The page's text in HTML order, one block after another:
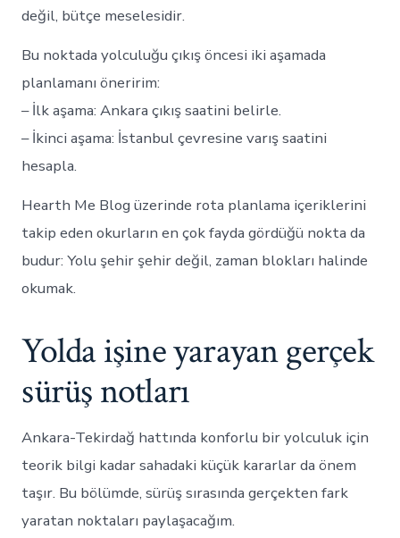
değil, bütçe meselesidir.
Bu noktada yolculuğu çıkış öncesi iki aşamada
planlamanı öneririm:
– İlk aşama: Ankara çıkış saatini belirle.
– İkinci aşama: İstanbul çevresine varış saatini
hesapla.
Hearth Me Blog üzerinde rota planlama içeriklerini
takip eden okurların en çok fayda gördüğü nokta da
budur: Yolu şehir şehir değil, zaman blokları halinde
okumak.
Yolda işine yarayan gerçek
sürüş notları
Ankara-Tekirdağ hattında konforlu bir yolculuk için
teorik bilgi kadar sahadaki küçük kararlar da önem
taşır. Bu bölümde, sürüş sırasında gerçekten fark
yaratan noktaları paylaşacağım.